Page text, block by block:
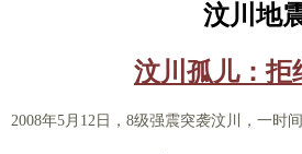
汶川地
汶川孤儿：拒
2008年5月12日，8级强震突袭汶川，一时